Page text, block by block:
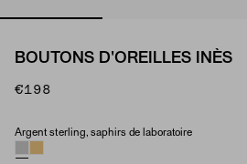
BOUTONS D'OREILLES INÈS
€198
Material & Stone Options
Argent sterling, saphirs de laboratoire